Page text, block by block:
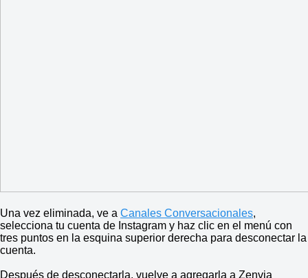
Una vez eliminada, ve a Canales Conversacionales,
selecciona tu cuenta de Instagram y haz clic en el menú con
tres puntos en la esquina superior derecha para desconectar la
cuenta.
Después de desconectarla, vuelve a agregarla a Zenvia